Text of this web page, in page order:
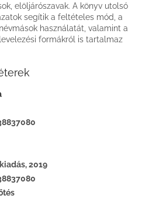
elöljárószavak. A könyv utolsó
segítik a feltételes mód, a
használatát, valamint a
formákról is tartalmaz
2019